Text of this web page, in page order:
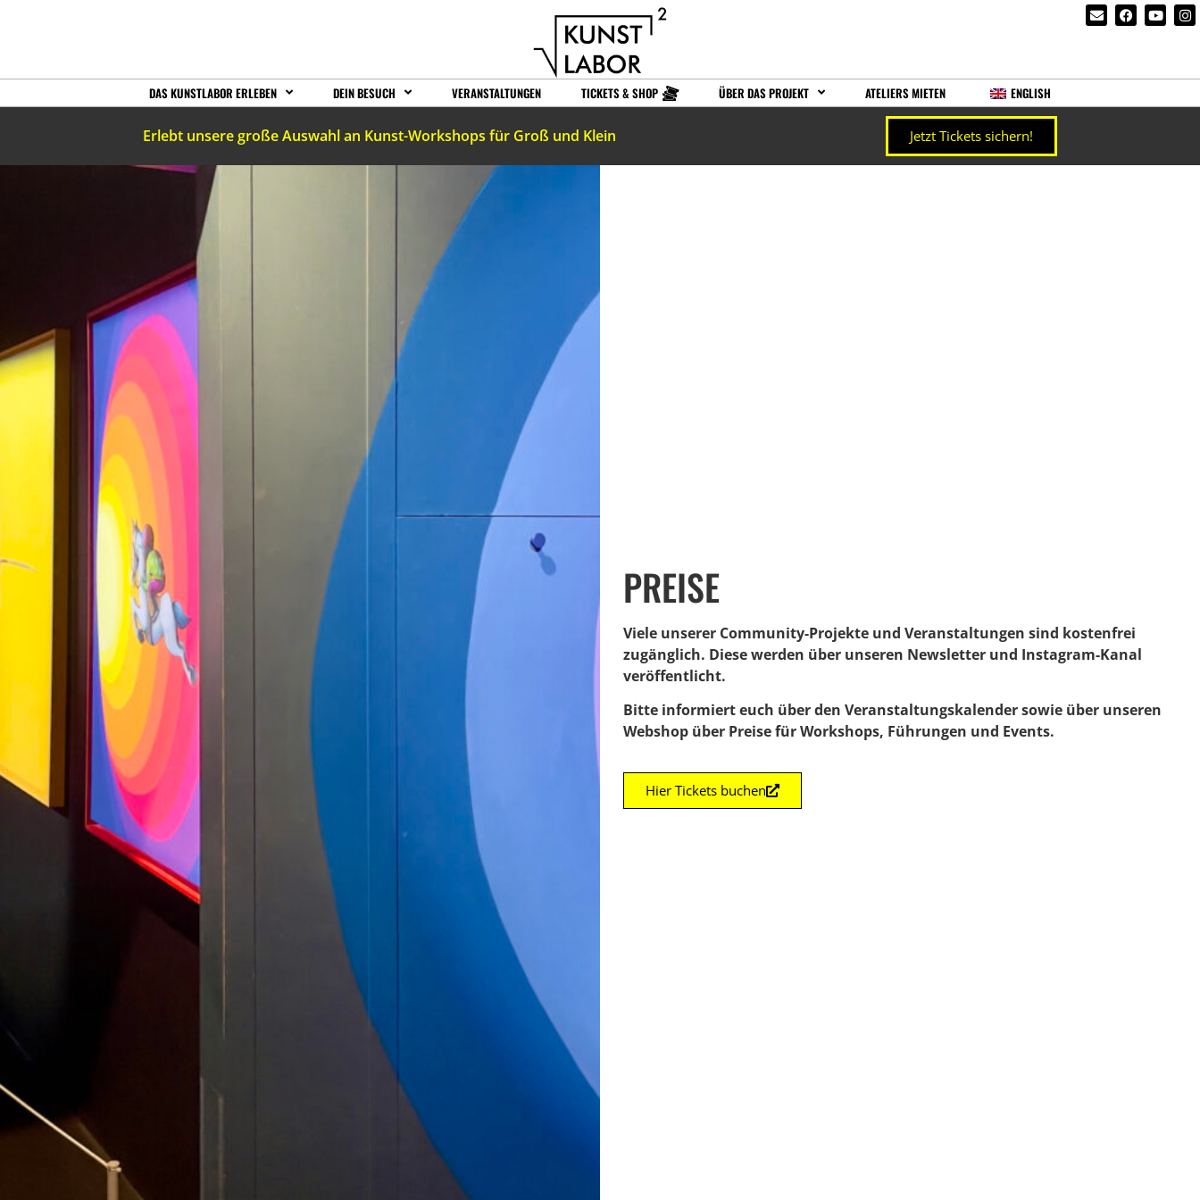
DAS KUNSTLABOR ERLEBEN DEIN BESUCH VERANSTALTUNGEN TICKETS & SHOP ÜBER DAS PROJEKT ATELIERS MIETEN ENGLISH
Erlebt unsere große Auswahl an Kunst-Workshops für Groß und Klein Jetzt Tickets sichern!
PREISE
Viele unserer Community-Projekte und Veranstaltungen sind kostenfrei
zugänglich. Diese werden über unseren Newsletter und Instagram-Kanal
veröffentlicht.
Bitte informiert euch über den Veranstaltungskalender sowie über unseren
Webshop über Preise für Workshops, Führungen und Events.
Hier Tickets buchen